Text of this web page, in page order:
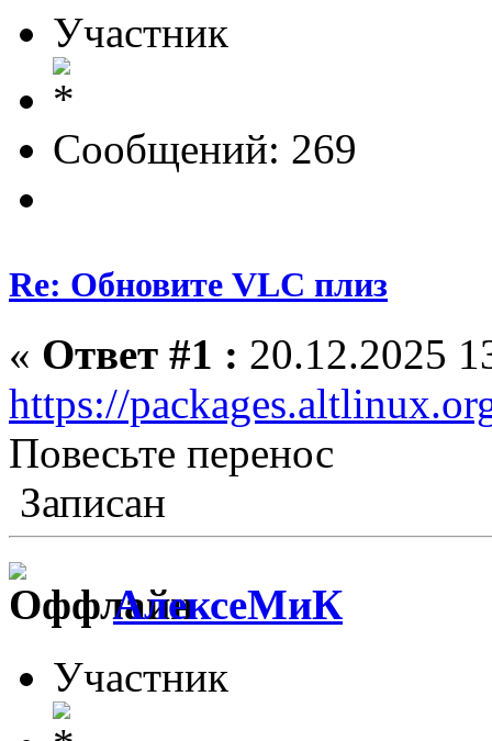
Участник
Сообщений: 269
Re: Обновите VLC плиз
« Ответ #1 : 20.12.2025
https://
Повесьте перенос
Записан
АлексеМиК
Участник